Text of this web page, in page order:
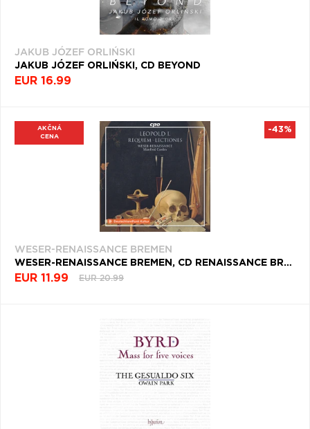
JAKUB JÓZEF ORLIŃSKI
JAKUB JÓZEF ORLIŃSKI, CD BEYOND
EUR 16.99
AKČNÁ
CENA
WESER-RENAISSANCE BREMEN
WESER-RENAISSANCE BREMEN, CD RENAISSANCE BREMEN - REQUIEM: MISSA PRO DEFUNCTIS
EUR 11.99 EUR 20.99
-43%